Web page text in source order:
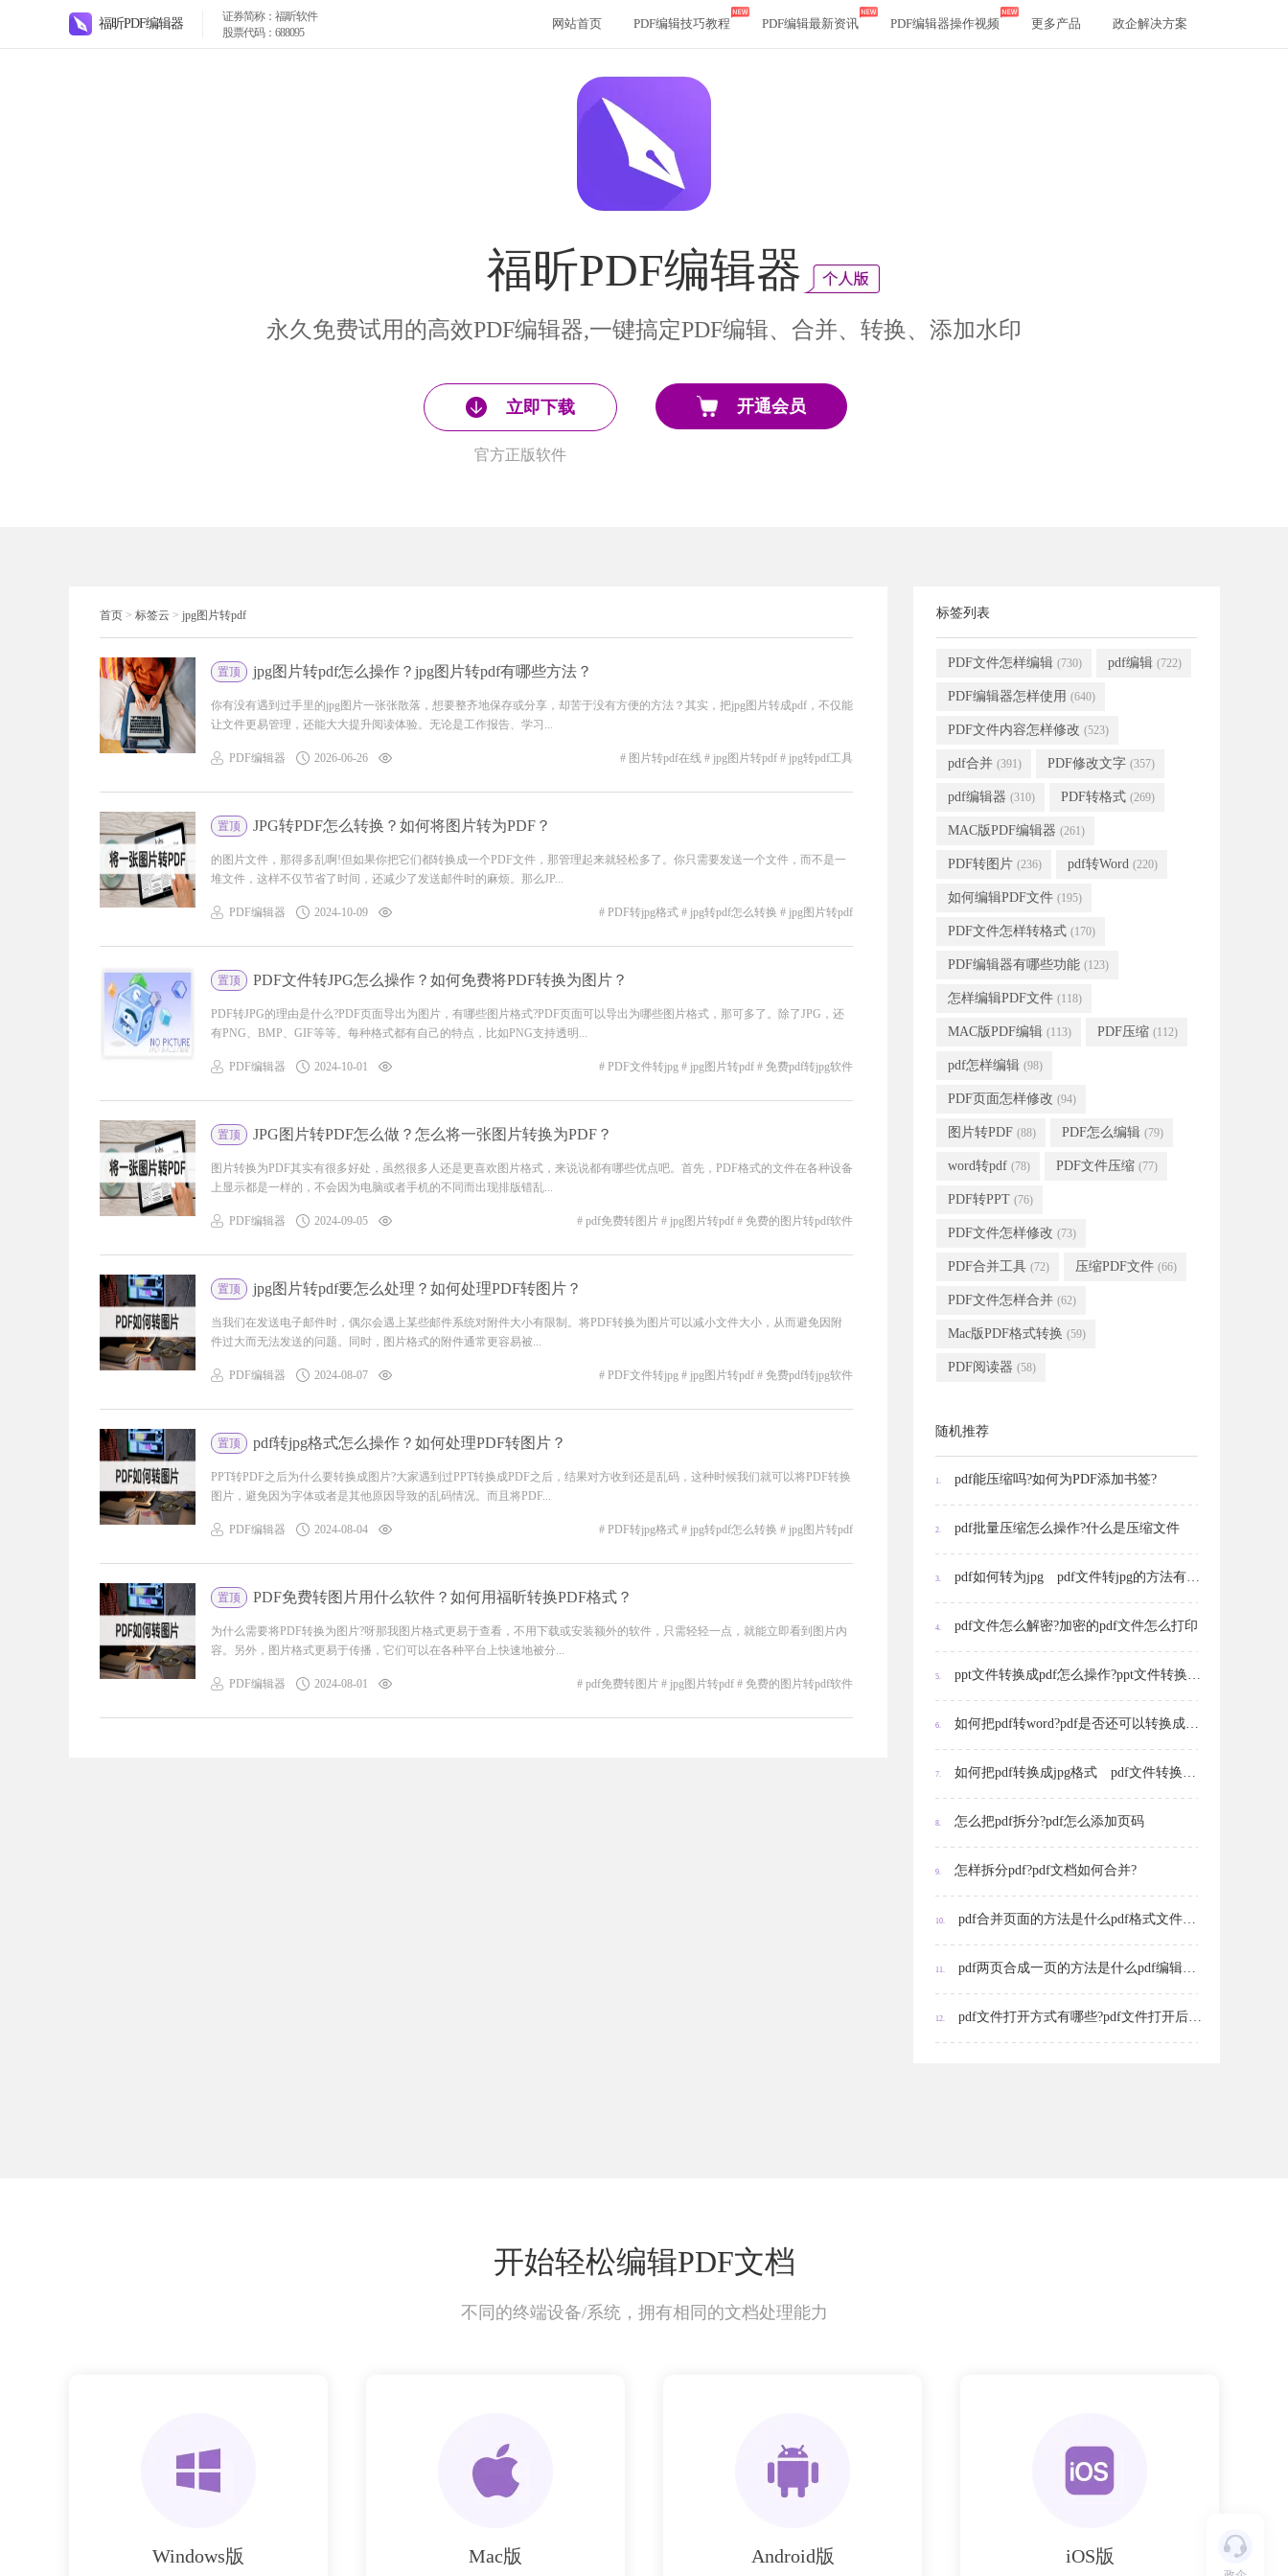
福昕PDF编辑器
证券简称：福昕软件
股票代码：688095
网站首页 PDF编辑技巧教程 PDF编辑最新资讯 PDF编辑器操作视频 更多产品 政企解决方案
福昕PDF编辑器
永久免费试用的高效PDF编辑器,一键搞定PDF编辑、合并、转换、添加水印
立即下载
官方正版软件
开通会员
首页 > 标签云 > jpg图片转pdf
置顶 jpg图片转pdf怎么操作？jpg图片转pdf有哪些方法？
你有没有遇到过手里的jpg图片一张张散落，想要整齐地保存或分享，却苦于没有方便的方法？其实，把jpg图片转成pdf，不仅能
让文件更易管理，还能大大提升阅读体验。无论是工作报告、学习...
PDF编辑器 2026-06-26 # 图片转pdf在线 # jpg图片转pdf # jpg转pdf工具
置顶 JPG转PDF怎么转换？如何将图片转为PDF？
的图片文件，那得多乱啊!但如果你把它们都转换成一个PDF文件，那管理起来就轻松多了。你只需要发送一个文件，而不是一
堆文件，这样不仅节省了时间，还减少了发送邮件时的麻烦。那么JP...
PDF编辑器 2024-10-09 # PDF转jpg格式 # jpg转pdf怎么转换 # jpg图片转pdf
置顶 PDF文件转JPG怎么操作？如何免费将PDF转换为图片？
PDF转JPG的理由是什么?PDF页面导出为图片，有哪些图片格式?PDF页面可以导出为哪些图片格式，那可多了。除了JPG，还
有PNG、BMP、GIF等等。每种格式都有自己的特点，比如PNG支持透明...
PDF编辑器 2024-10-01 # PDF文件转jpg # jpg图片转pdf # 免费pdf转jpg软件
置顶 JPG图片转PDF怎么做？怎么将一张图片转换为PDF？
图片转换为PDF其实有很多好处，虽然很多人还是更喜欢图片格式，来说说都有哪些优点吧。首先，PDF格式的文件在各种设备
上显示都是一样的，不会因为电脑或者手机的不同而出现排版错乱...
PDF编辑器 2024-09-05 # pdf免费转图片 # jpg图片转pdf # 免费的图片转pdf软件
置顶 jpg图片转pdf要怎么处理？如何处理PDF转图片？
当我们在发送电子邮件时，偶尔会遇上某些邮件系统对附件大小有限制。将PDF转换为图片可以减小文件大小，从而避免因附
件过大而无法发送的问题。同时，图片格式的附件通常更容易被...
PDF编辑器 2024-08-07 # PDF文件转jpg # jpg图片转pdf # 免费pdf转jpg软件
置顶 pdf转jpg格式怎么操作？如何处理PDF转图片？
PPT转PDF之后为什么要转换成图片?大家遇到过PPT转换成PDF之后，结果对方收到还是乱码，这种时候我们就可以将PDF转换
图片，避免因为字体或者是其他原因导致的乱码情况。而且将PDF...
PDF编辑器 2024-08-04 # PDF转jpg格式 # jpg转pdf怎么转换 # jpg图片转pdf
置顶 PDF免费转图片用什么软件？如何用福昕转换PDF格式？
为什么需要将PDF转换为图片?呀那我图片格式更易于查看，不用下载或安装额外的软件，只需轻轻一点，就能立即看到图片内
容。另外，图片格式更易于传播，它们可以在各种平台上快速地被分...
PDF编辑器 2024-08-01 # pdf免费转图片 # jpg图片转pdf # 免费的图片转pdf软件
标签列表
PDF文件怎样编辑 (730) pdf编辑 (722)
PDF编辑器怎样使用 (640)
PDF文件内容怎样修改 (523)
pdf合并 (391) PDF修改文字 (357)
pdf编辑器 (310) PDF转格式 (269)
MAC版PDF编辑器 (261)
PDF转图片 (236) pdf转Word (220)
如何编辑PDF文件 (195)
PDF文件怎样转格式 (170)
PDF编辑器有哪些功能 (123)
怎样编辑PDF文件 (118)
MAC版PDF编辑 (113) PDF压缩 (112)
pdf怎样编辑 (98)
PDF页面怎样修改 (94)
图片转PDF (88) PDF怎么编辑 (79)
word转pdf (78) PDF文件压缩 (77)
PDF转PPT (76)
PDF文件怎样修改 (73)
PDF合并工具 (72) 压缩PDF文件 (66)
PDF文件怎样合并 (62)
Mac版PDF格式转换 (59)
PDF阅读器 (58)
随机推荐
1. pdf能压缩吗?如何为PDF添加书签?
2. pdf批量压缩怎么操作?什么是压缩文件
3. pdf如何转为jpg pdf文件转jpg的方法有哪些?
4. pdf文件怎么解密?加密的pdf文件怎么打印
5. ppt文件转换成pdf怎么操作?ppt文件转换成pdf后怎么添加图片
6. 如何把pdf转word?pdf是否还可以转换成其他格式?
7. 如何把pdf转换成jpg格式 pdf文件转换成jpg的方法?
8. 怎么把pdf拆分?pdf怎么添加页码
9. 怎样拆分pdf?pdf文档如何合并?
10. pdf合并页面的方法是什么pdf格式文件能够编辑吗
11. pdf两页合成一页的方法是什么pdf编辑文字显示不出来怎么办
12. pdf文件打开方式有哪些?pdf文件打开后是空白的是怎么回事?
开始轻松编辑PDF文档
不同的终端设备/系统，拥有相同的文档处理能力
Windows版 Mac版 Android版 iOS版